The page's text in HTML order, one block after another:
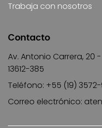
Trabaja con nosotros
Contacto
Av. Antonio Carrera, 20
13612-385
Teléfono: +55 (19) 3572-
Correo electrónico: